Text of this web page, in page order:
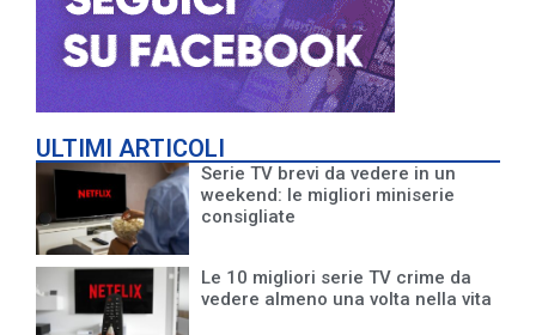
ULTIMI ARTICOLI
Serie TV brevi da vedere in un
weekend: le migliori miniserie
consigliate
Le 10 migliori serie TV crime da
vedere almeno una volta nella vita